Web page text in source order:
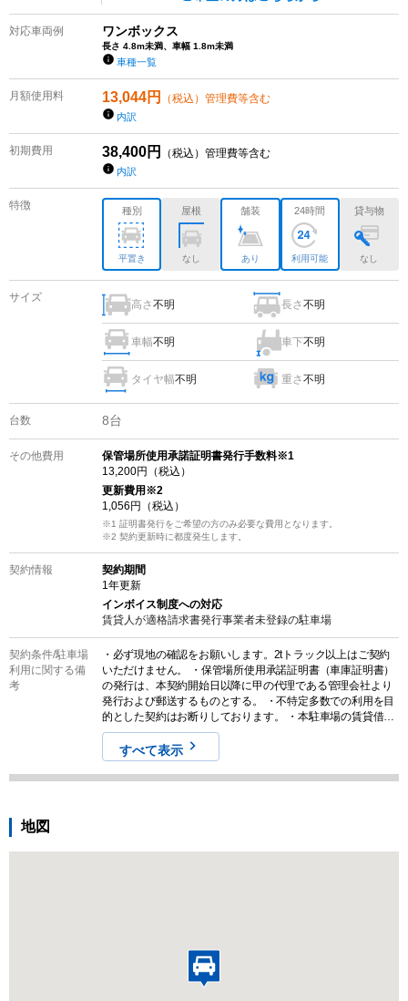
対応車両例 ワンボックス
長さ 4.8m未満、車幅 1.8m未満
車種一覧
月額使用料 13,044円 （税込）管理費等含む
内訳
初期費用 38,400円 （税込）管理費等含む
内訳
特徴 種別
平置き
屋根
なし
舗装
あり
24時間
利用可能
貸与物
なし
サイズ
高さ不明 長さ不明
車幅不明 車下不明
タイヤ幅不明 重さ不明
台数 8台
その他費用
保管場所使用承諾証明書発行手数料※1
13,200円（税込）
更新費用 ※2
1,056 円（税込）
※1 証明書発行をご希望の方のみ必要な費用となります。
※2 契約更新時に都度発生します。
契約情報
契約期間
1年更新
インボイス制度への対応
賃貸人が適格請求書発行事業者未登録の駐車場
契約条件/駐車場
利用に関する備
考
・必ず現地の確認をお願いします。2tトラック以上はご契約
いただけません。 ・保管場所使用承諾証明書（車庫証明書）
の発行は、本契約開始日以降に甲の代理である管理会社より
発行および郵送するものとする。 ・不特定多数での利用を目
的とした契約はお断りしております。 ・本駐車場の賃貸借契
約は、2か月未満の短期契約を認めないものとします。
すべて表示
地図